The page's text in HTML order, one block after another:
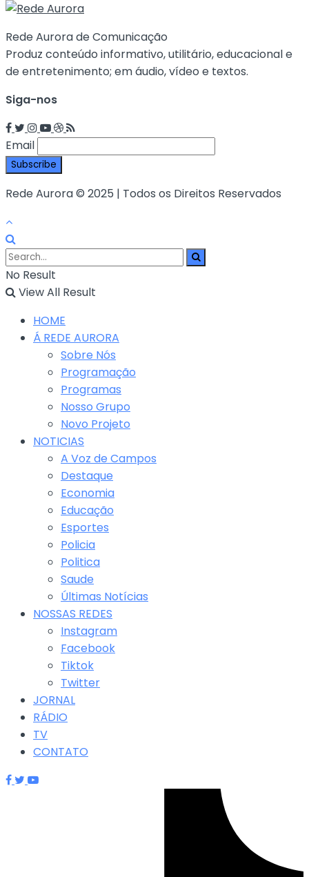
Rede Aurora de Comunicação
Produz conteúdo informativo, utilitário, educacional e
de entretenimento; em áudio, vídeo e textos.
Siga-nos
Email
Rede Aurora © 2025 | Todos os Direitos Reservados
No Result
View All Result
HOME
Á REDE AURORA
Sobre Nós
Programação
Programas
Nosso Grupo
Novo Projeto
NOTICIAS
A Voz de Campos
Destaque
Economia
Educação
Esportes
Policia
Politica
Saude
Últimas Notícias
NOSSAS REDES
Instagram
Facebook
Tiktok
Twitter
JORNAL
RÁDIO
TV
CONTATO